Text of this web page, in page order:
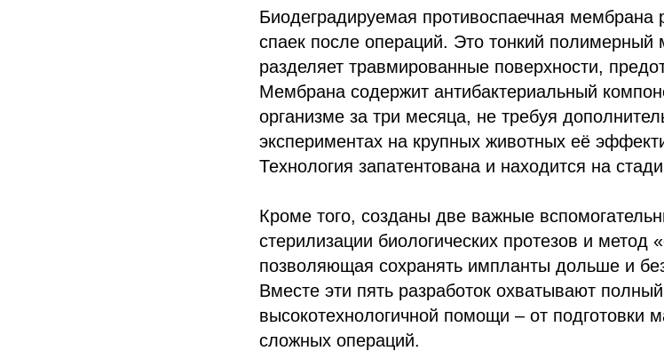
Биодеградируемая противоспаечная мембрана
спаек после операций. Это тонкий
разделяет травмированные поверхности,
Мембрана содержит антибактериальный
организме за три месяца, не требуя
экспериментах на крупных животных её
Технология запатентована и находится на
Кроме того, созданы две важные
стерилизации биологических протезов и метод
позволяющая сохранять импланты дольше и
Вместе эти пять разработок охватывают
высокотехнологичной помощи – от подготовки
сложных операций.